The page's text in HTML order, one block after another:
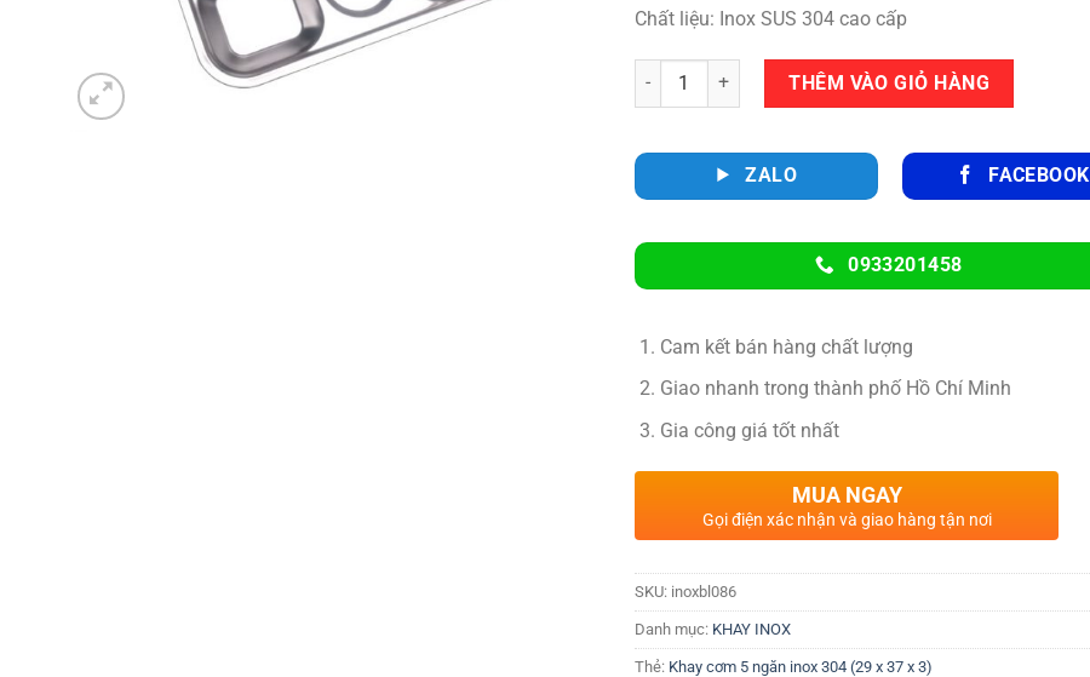
Chất liệu: Inox SUS 304 cao cấp
Số lượng THÊM VÀO GIỎ HÀNG
ZALO FACEBOOK
0933201458
Cam kết bán hàng chất lượng
Giao nhanh trong thành phố Hồ Chí Minh
Gia công giá tốt nhất
MUA NGAY
Gọi điện xác nhận và giao hàng tận nơi
SKU: inoxbl086
Danh mục: KHAY INOX
Thẻ: Khay cơm 5 ngăn inox 304 (29 x 37 x 3)